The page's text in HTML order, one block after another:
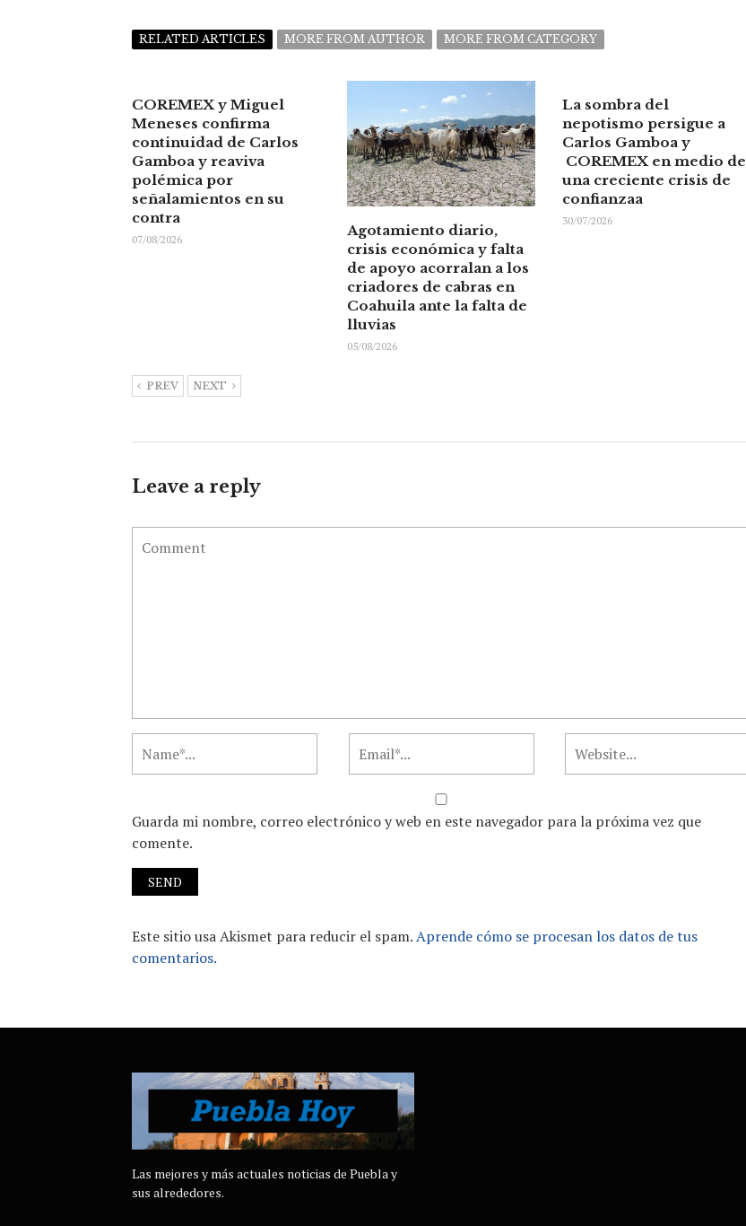
RELATED ARTICLES MORE FROM AUTHOR MORE FROM CATEGORY
COREMEX y Miguel
Meneses confirma
continuidad de Carlos
Gamboa y reaviva
polémica por
señalamientos en su
contra
07/08/2026
Agotamiento diario,
crisis económica y falta
de apoyo acorralan a los
criadores de cabras en
Coahuila ante la falta de
lluvias
05/08/2026
La sombra del
nepotismo persigue a
Carlos Gamboa y
COREMEX en medio de
una creciente crisis de
confianzaa
30/07/2026
PREV NEXT
Leave a reply
Guarda mi nombre, correo electrónico y web en este navegador para la próxima vez que
comente.
Este sitio usa Akismet para reducir el spam.Aprende cómo se procesan los datos de tus
comentarios.
Las mejores y más actuales noticias de Puebla y
sus alrededores.